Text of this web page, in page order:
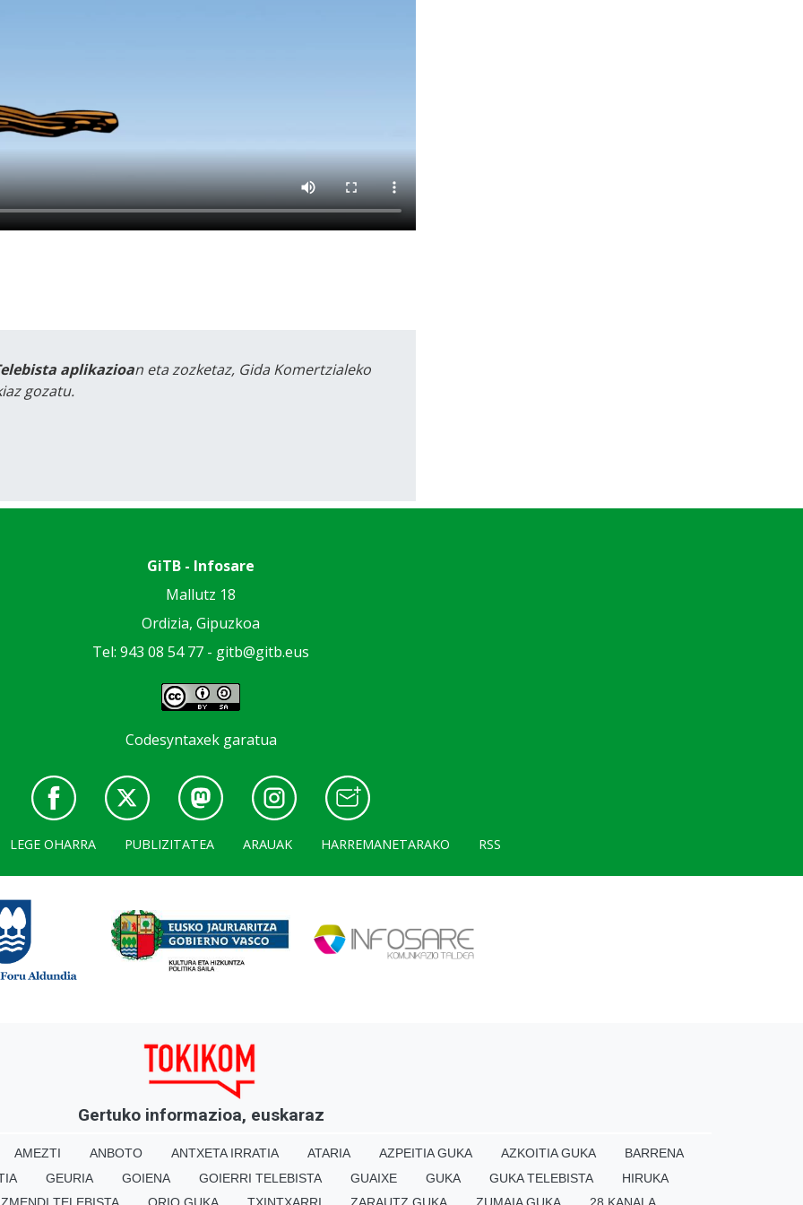
aplikazioan eta zozketaz, Gida Komertzialeko
gozatu.
GiTB - Infosare
Mallutz 18
Ordizia, Gipuzkoa
Tel: 943 08 54 77 - gitb@gitb.eus
Codesyntaxek garatua
LEGE OHARRA PUBLIZITATEA ARAUAK HARREMANETARAKO RSS
Gertuko informazioa, euskaraz
AMEZTI ANBOTO ANTXETA IRRATIA ATARIA AZPEITIA GUKA AZKOITIA GUKA
BARRENA
GEURIA GOIENA GOIERRI TELEBISTA GUAIXE GUKA GUKA TELEBISTA
HIRUKA